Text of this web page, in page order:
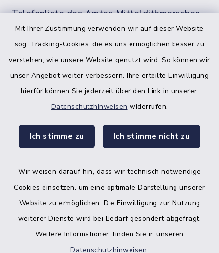
Mit Ihrer Zustimmung verwenden wir auf dieser Website
sog. Tracking-Cookies, die es uns ermöglichen besser zu
verstehen, wie unsere Website genutzt wird. So können wir
unser Angebot weiter verbessern. Ihre erteilte Einwilligung
hierfür können Sie jederzeit über den Link in unseren
Datenschutzhinweisen widerrufen.
Ich stimme zu Ich stimme nicht zu
Wir weisen darauf hin, dass wir technisch notwendige
Cookies einsetzen, um eine optimale Darstellung unserer
Website zu ermöglichen. Die Einwilligung zur Nutzung
weiterer Dienste wird bei Bedarf gesondert abgefragt.
Weitere Informationen finden Sie in unseren
Datenschutzhinweisen.
Telefonliste des Amtes Mitteldithmarschen
facebook
Bankverbindung der Amtskasse
Barrierefreiheit